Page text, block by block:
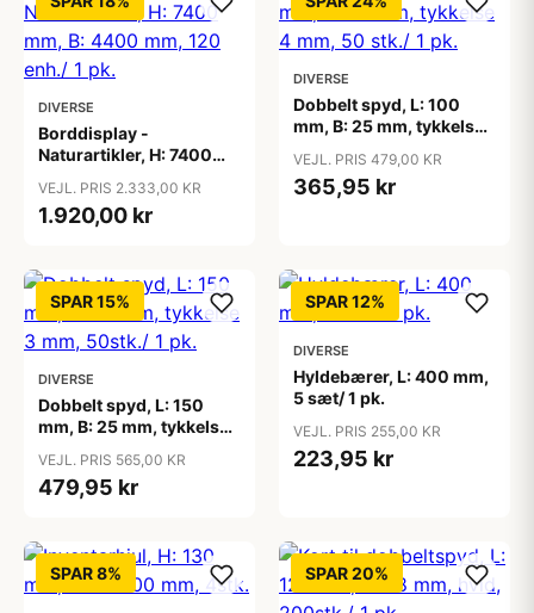
DIVERSE
Borddisplay -
Naturartikler, H: 7400
enh./ 1 pk.
VEJL. PRIS 2.333,00 KR
1.920,00 kr
DIVERSE
Dobbelt spyd, L: 100
mm, B: 25 mm, tykkelse
VEJL. PRIS 479,00 KR
365,95 kr
SPAR 15%
DIVERSE
Dobbelt spyd, L: 150
mm, B: 25 mm, tykkelse
VEJL. PRIS 565,00 KR
479,95 kr
SPAR 12%
DIVERSE
Hyldebærer, L: 400 mm,
5 sæt/ 1 pk.
VEJL. PRIS 255,00 KR
223,95 kr
SPAR 8% SPAR 20%